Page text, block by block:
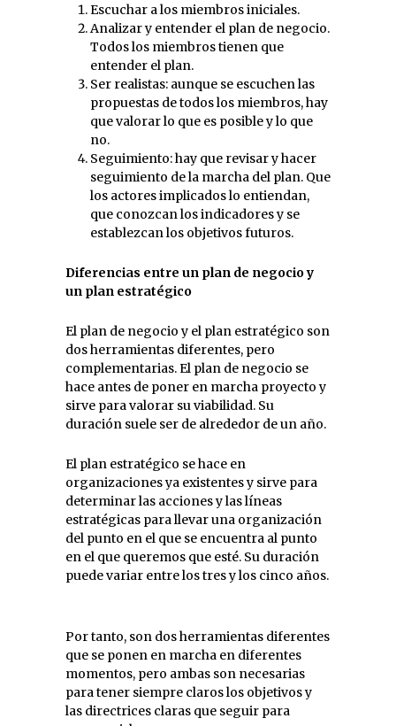
Escuchar a los miembros iniciales.
Analizar y entender el plan de negocio.
Todos los miembros tienen que
entender el plan.
Ser realistas: aunque se escuchen las
propuestas de todos los miembros, hay
que valorar lo que es posible y lo que
no.
Seguimiento: hay que revisar y hacer
seguimiento de la marcha del plan. Que
los actores implicados lo entiendan,
que conozcan los indicadores y se
establezcan los objetivos futuros.
Diferencias entre un plan de negocio y
un plan estratégico
El plan de negocio y el plan estratégico son
dos herramientas diferentes, pero
complementarias. El plan de negocio se
hace antes de poner en marcha proyecto y
sirve para valorar su viabilidad. Su
duración suele ser de alrededor de un año.
El plan estratégico se hace en
organizaciones ya existentes y sirve para
determinar las acciones y las líneas
estratégicas para llevar una organización
del punto en el que se encuentra al punto
en el que queremos que esté. Su duración
puede variar entre los tres y los cinco años.
Por tanto, son dos herramientas diferentes
que se ponen en marcha en diferentes
momentos, pero ambas son necesarias
para tener siempre claros los objetivos y
las directrices claras que seguir para